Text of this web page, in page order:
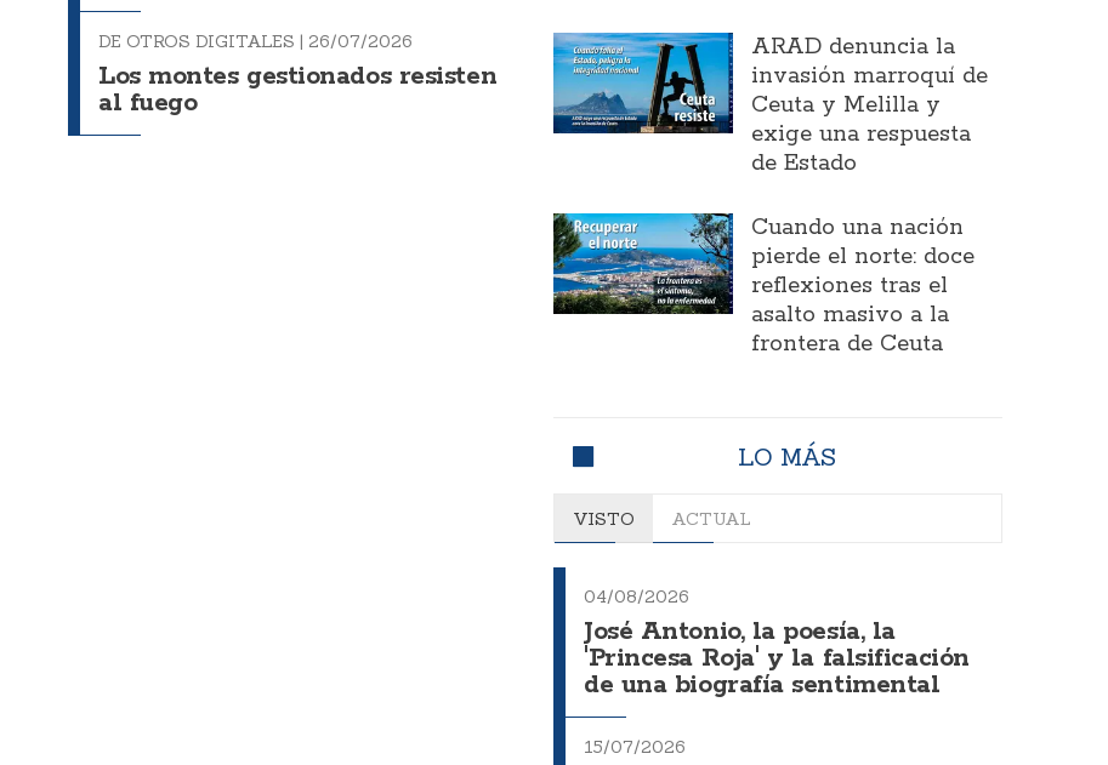
DE OTROS DIGITALES | 26/07/2026
Los montes gestionados resisten
al fuego
ARAD denuncia la
invasión marroquí de
Ceuta y Melilla y
exige una respuesta
de Estado
Cuando una nación
pierde el norte: doce
reflexiones tras el
asalto masivo a la
frontera de Ceuta
LO MÁS
VISTO ACTUAL
04/08/2026
José Antonio, la poesía, la
'Princesa Roja' y la falsificación
de una biografía sentimental
15/07/2026